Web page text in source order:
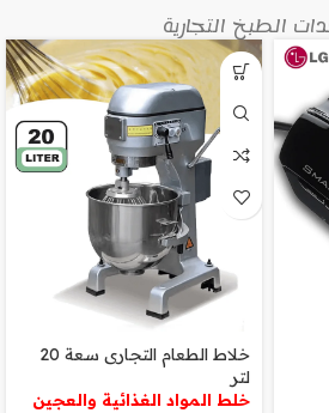
الطبخ التجارية
خلاط الطعام التجارى سعة 20
لتر
خلط المواد الغذائية والعجين